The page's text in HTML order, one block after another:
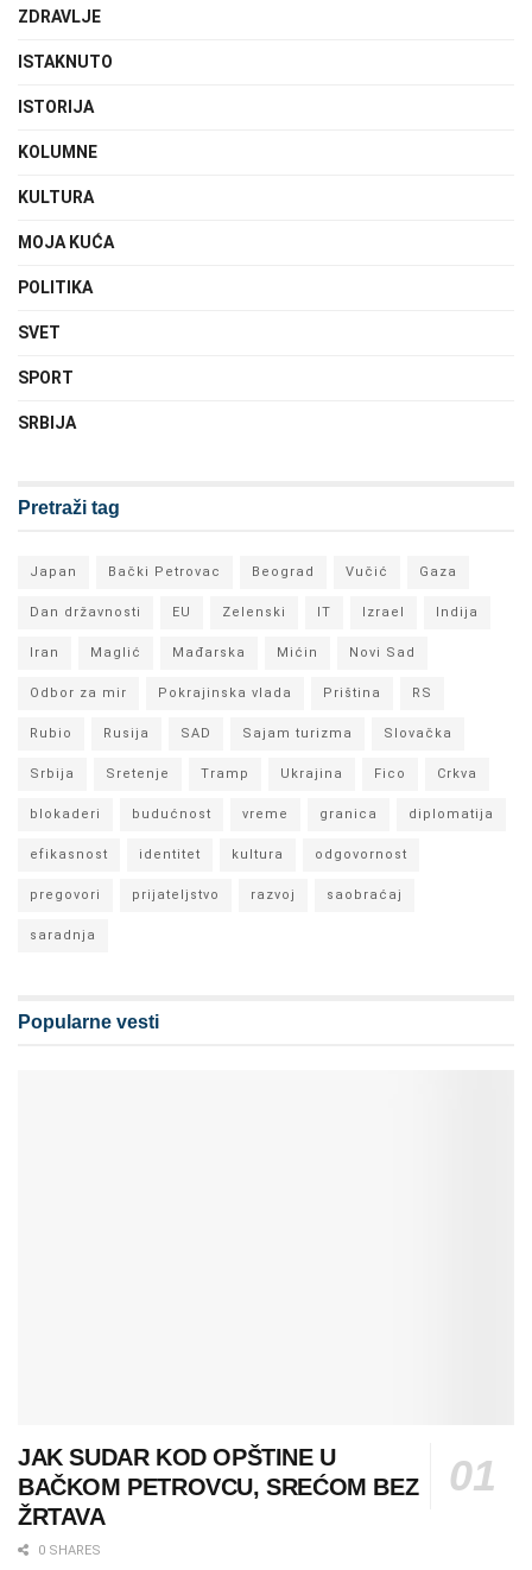
ZDRAVLJE
ISTAKNUTO
ISTORIJA
KOLUMNE
KULTURA
MOJA KUĆA
POLITIKA
SVET
SPORT
SRBIJA
Pretraži tag
Japan Bački Petrovac Beograd Vučić Gaza
Dan državnosti EU Zelenski IT Izrael Indija
Iran Maglić Mađarska Mićin Novi Sad
Odbor za mir Pokrajinska vlada Priština RS
Rubio Rusija SAD Sajam turizma Slovačka
Srbija Sretenje Tramp Ukrajina Fico Crkva
blokaderi budućnost vreme granica diplomatija
efikasnost identitet kultura odgovornost
pregovori prijateljstvo razvoj saobraćaj
saradnja
Popularne vesti
JAK SUDAR KOD OPŠTINE U
BAČKOM PETROVCU, SREĆOM BEZ
ŽRTAVA
0 SHARES